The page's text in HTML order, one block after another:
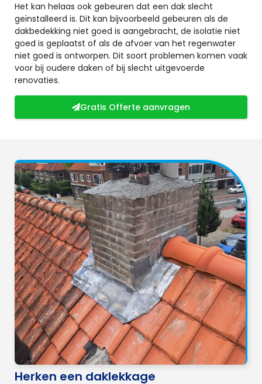
Het kan helaas ook gebeuren dat een dak slecht
geïnstalleerd is. Dit kan bijvoorbeeld gebeuren als de
dakbedekking niet goed is aangebracht, de isolatie niet
goed is geplaatst of als de afvoer van het regenwater
niet goed is ontworpen. Dit soort problemen komen vaak
voor bij oudere daken of bij slecht uitgevoerde
renovaties.
Gratis Offerte aanvragen
Herken een daklekkage